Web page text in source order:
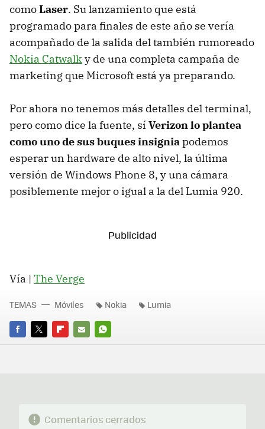
comoLaser. Su lanzamiento que está
programado para finales de este año se vería
acompañado de la salida del también rumoreado
Nokia Catwalky de una completa campaña de
marketing que Microsoft está ya preparando.
Por ahora no tenemos más detalles del terminal,
pero como dice la fuente, sí Verizon lo plantea
como uno de sus buques insigniapodemos
esperar un hardware de alto nivel, la última
versión de Windows Phone 8, y una cámara
posiblemente mejor o igual a la del Lumia 920.
Vía | The Verge
FACEBOOK
TWITTERFLIPBOARD
E-
WHATSAPP
TEMAS Móviles Nokia Lumia
Comentarios cerrados